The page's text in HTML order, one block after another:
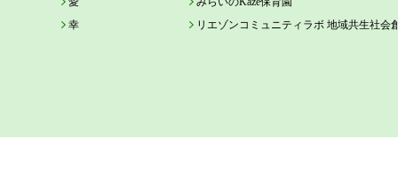
幸
リエゾンコミュニティラボ 地域共生社会